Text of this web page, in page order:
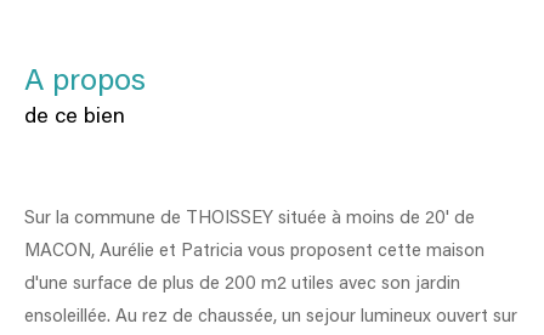
a propos
de ce bien
Sur la commune de THOISSEY située à moins de 20' de
MACON, Aurélie et Patricia vous proposent cette maison
d'une surface de plus de 200 m2 utiles avec son jardin
ensoleillée. Au rez de chaussée, un sejour lumineux ouvert sur